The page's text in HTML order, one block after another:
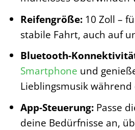
Reifengröße:10 Zoll –
stabile Fahrt, auch auf
Bluetooth-
Smartphone und
Lieblingsmusik während
App-Steuerung:Passe
deine Bedürfnisse an,